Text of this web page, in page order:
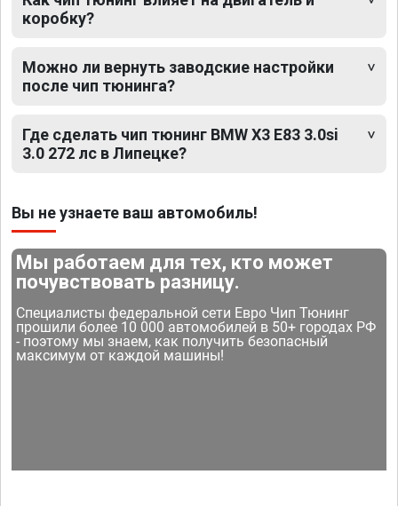
коробку?
Можно ли вернуть заводские настройки
после чип тюнинга?
Где сделать чип тюнинг BMW X3 E83 3.0si
3.0 272 лс в Липецке?
Вы не узнаете ваш автомобиль!
Мы работаем для тех, кто может
почувствовать разницу.
Специалисты федеральной сети Евро Чип Тюнинг
прошили более 10 000 автомобилей в 50+ городах РФ
- поэтому мы знаем, как получить безопасный
максимум от каждой машины!